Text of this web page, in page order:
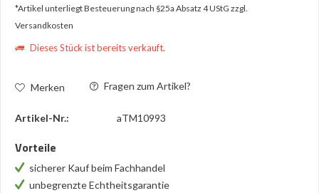
*Artikel unterliegt Besteuerung nach §25a Absatz 4 UStG zzgl.
Versandkosten
Dieses Stück ist bereits verkauft.
Merken Fragen zum Artikel?
Artikel-Nr.: aTM10993
Vorteile
sicherer Kauf beim Fachhandel
unbegrenzte Echtheitsgarantie